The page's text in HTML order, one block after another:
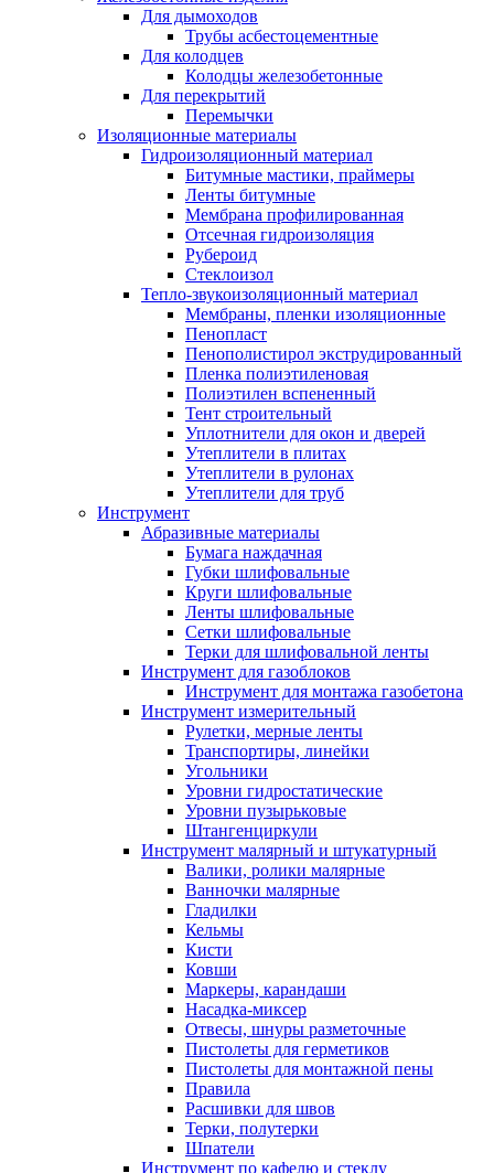
Для дымоходов
Трубы асбестоцементные
Для колодцев
Колодцы железобетонные
Для перекрытий
Перемычки
Изоляционные материалы
Гидроизоляционный материал
Битумные мастики, праймеры
Ленты битумные
Мембрана профилированная
Отсечная гидроизоляция
Рубероид
Стеклоизол
Тепло-звукоизоляционный материал
Мембраны, пленки изоляционные
Пенопласт
Пенополистирол экструдированный
Пленка полиэтиленовая
Полиэтилен вспененный
Тент строительный
Уплотнители для окон и дверей
Утеплители в плитах
Утеплители в рулонах
Утеплители для труб
Инструмент
Абразивные материалы
Бумага наждачная
Губки шлифовальные
Круги шлифовальные
Ленты шлифовальные
Сетки шлифовальные
Терки для шлифовальной ленты
Инструмент для газоблоков
Инструмент для монтажа газобетона
Инструмент измерительный
Рулетки, мерные ленты
Транспортиры, линейки
Угольники
Уровни гидростатические
Уровни пузырьковые
Штангенциркули
Инструмент малярный и штукатурный
Валики, ролики малярные
Ванночки малярные
Гладилки
Кельмы
Кисти
Ковши
Маркеры, карандаши
Насадка-миксер
Отвесы, шнуры разметочные
Пистолеты для герметиков
Пистолеты для монтажной пены
Правила
Расшивки для швов
Терки, полутерки
Шпатели
Инструмент по кафелю и стеклу